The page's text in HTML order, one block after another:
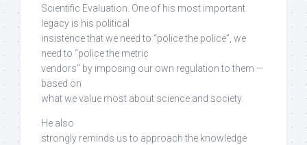
Scientific Evaluation. One of his most important
legacy is his political
insistence that we need to “police the police”, we
need to “police the metric
vendors” by imposing our own regulation to them —
based on
what we value most about science and society.
He also
strongly reminds usto approach the knowledge